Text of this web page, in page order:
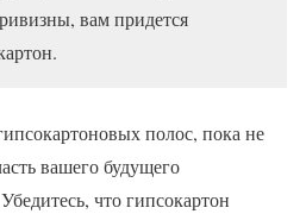
вам придется
полос, пока не
вашего будущего
что гипсокартон